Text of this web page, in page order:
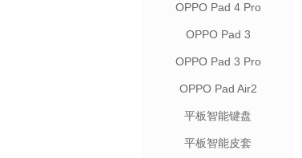
OPPO Pad 4 Pro
OPPO Pad 3
OPPO Pad 3 Pro
OPPO Pad Air2
平板智能键盘
平板智能皮套